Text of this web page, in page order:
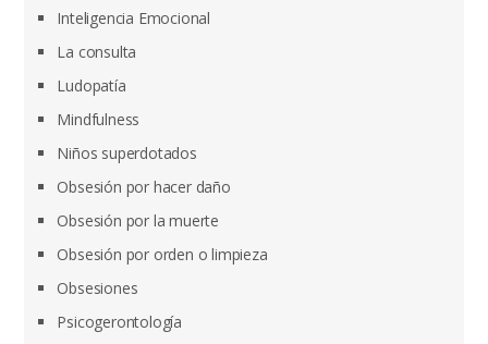
Inteligencia Emocional
La consulta
Ludopatía
Mindfulness
Niños superdotados
Obsesión por hacer daño
Obsesión por la muerte
Obsesión por orden o limpieza
Obsesiones
Psicogerontología